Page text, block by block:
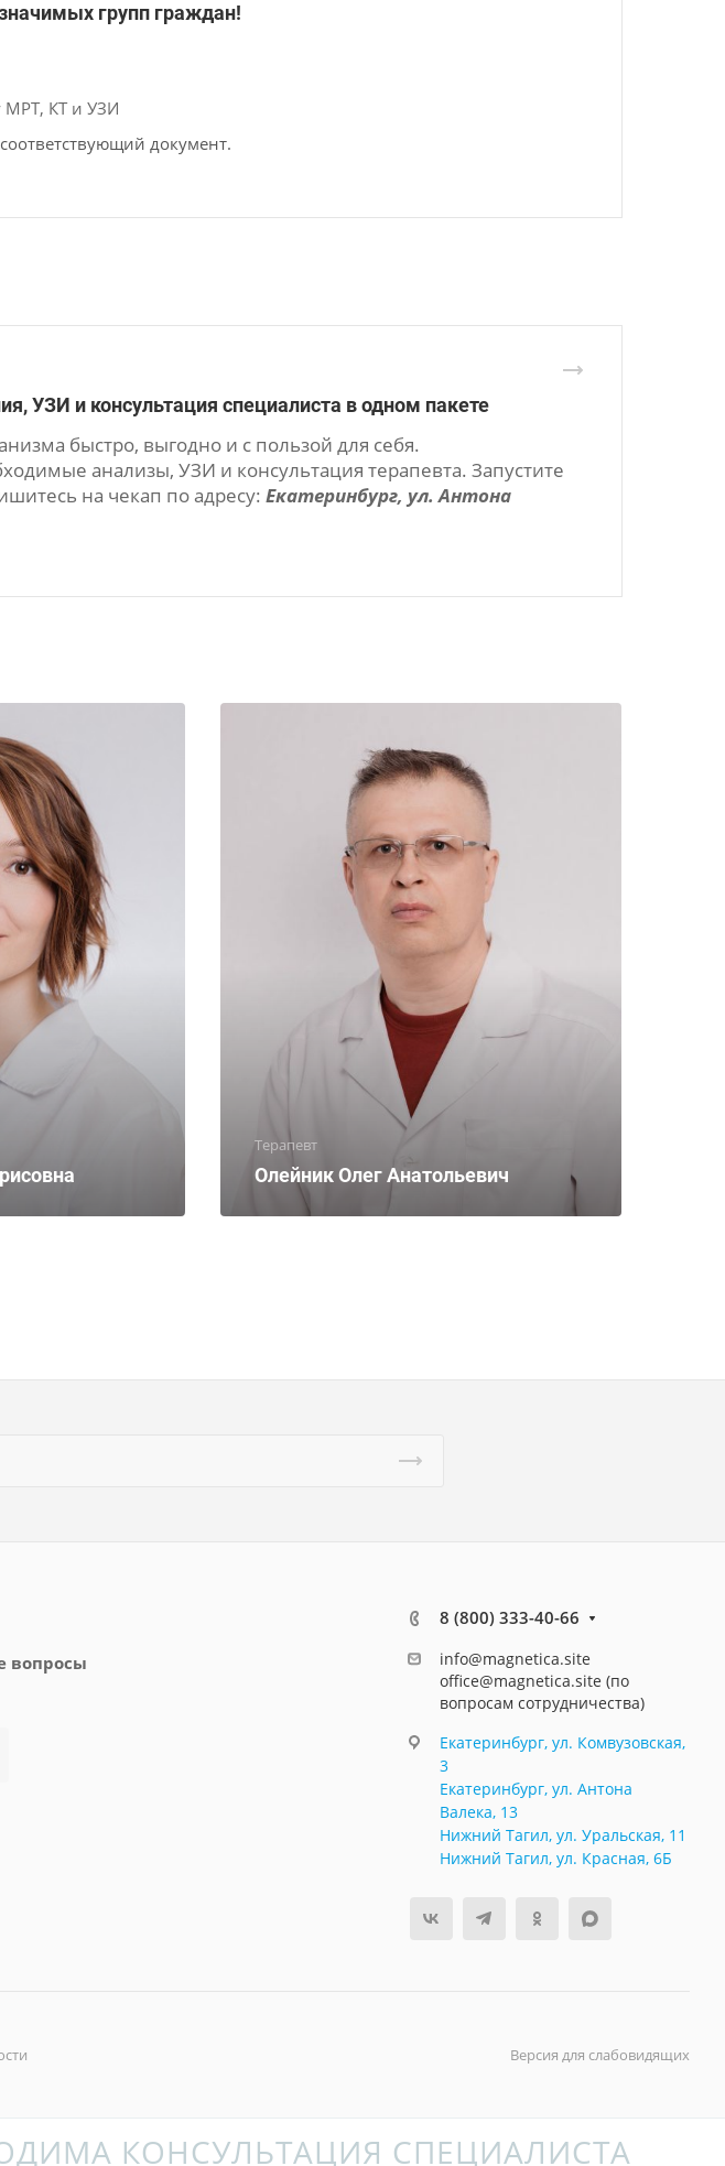
групп граждан!
МРТ, КТ и УЗИ
документ.
УЗИ и консультация специалиста в одном пакете
быстро, выгодно и с пользой для себя.
анализы, УЗИ и консультация терапевта. Запустите
на чекап по адресу: Екатеринбург, ул. Антона
Терапевт
Олейник Олег Анатольевич
вопросы
8 (800) 333-40-66
info@magnetica.site
office@magnetica.site (по
вопросам сотрудничества)
Екатеринбург, ул. Комвузовская,
3
Екатеринбург, ул. Антона
Валека, 13
Нижний Тагил, ул. Уральская, 11
Нижний Тагил, ул. Красная, 6Б
Версия для слабовидящих
КОНСУЛЬТАЦИЯ СПЕЦИАЛИСТА